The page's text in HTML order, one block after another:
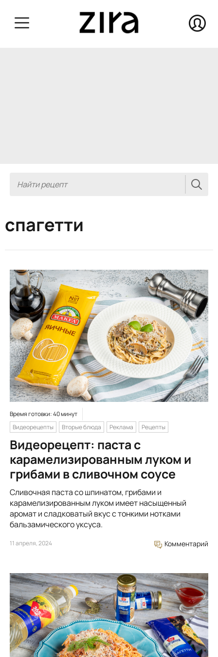
спагетти
Время готовки: 40 минут
Видеорецепты
Вторые блюда Реклама Рецепты
Видеорецепт: паста с
карамелизированным луком и
грибами в сливочном соусе
Сливочная паста со шпинатом, грибами и
карамелизированным луком имеет насыщенный
аромат и сладковатый вкус с тонкими нотками
бальзамического уксуса.
11 апреля, 2024 Комментарий